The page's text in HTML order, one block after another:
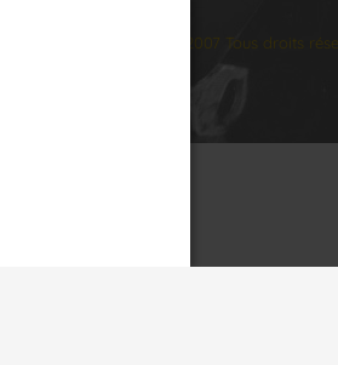
© 2007 Tous droits